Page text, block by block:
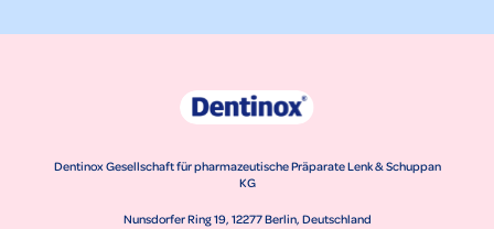
Dentinox Gesellschaft für pharmazeutische Präparate Lenk & Schuppan
KG
Nunsdorfer Ring 19, 12277 Berlin, Deutschland